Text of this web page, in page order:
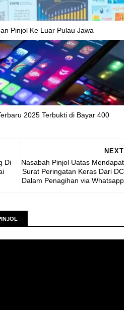
Pinjol Ke Luar Pulau Jawa
2025 Terbukti di Bayar 400
NEXT
Nasabah Pinjol Uatas Mendapat
Surat Peringatan Keras Dari DC
Dalam Penagihan via Whatsapp
Di